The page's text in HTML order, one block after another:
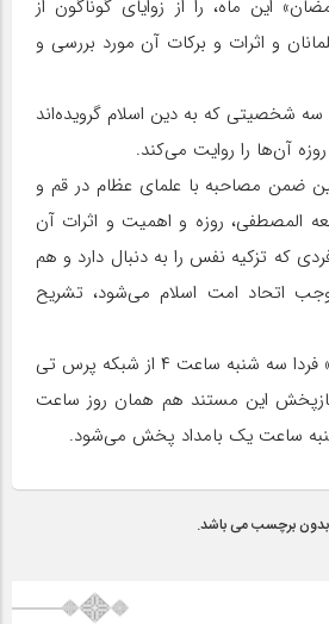
«رمضان» این ماه، را از زوایای گوناگون از
و اثرات و برکات آن مورد بررسی و
شخصیتی که به دین اسلام گرویده‌اند
آن‌ها را روایت می‌کند.
ضمن مصاحبه با علمای عظام در قم و
المصطفی، روزه و اهمیت و اثرات آن
که تزکیه نفس را به دنبال دارد و هم
اتحاد امت اسلام می‌شود، تشریح
مستند تولیدی «رمضان» فردا سه شنبه ساعت ۴ از شبکه پرس تی
این مستند هم همان روز ساعت
برچسب می باشد.